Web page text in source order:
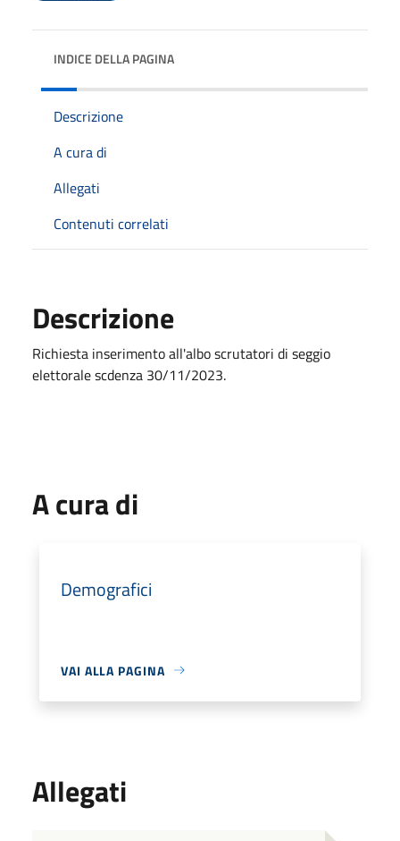
INDICE DELLA PAGINA
Descrizione
A cura di
Allegati
Contenuti correlati
Descrizione
Richiesta inserimento all'albo scrutatori di seggio
elettorale scdenza 30/11/2023.
A cura di
Demografici
VAI ALLA PAGINA
Allegati